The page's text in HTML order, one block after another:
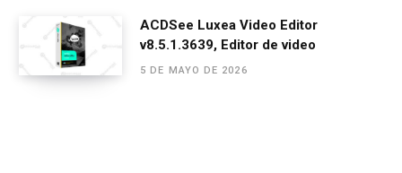
ACDSee Luxea Video Editor
v8.5.1.3639, Editor de video
5 DE MAYO DE 2026